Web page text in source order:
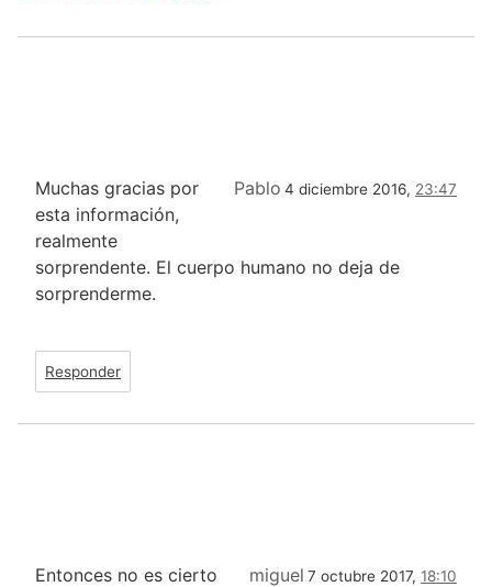
Pablo 4 diciembre 2016, 23:47
Muchas gracias por
esta información,
realmente
sorprendente. El cuerpo humano no deja de
sorprenderme.
Responder
miguel 7 octubre 2017, 18:10
Entonces no es cierto